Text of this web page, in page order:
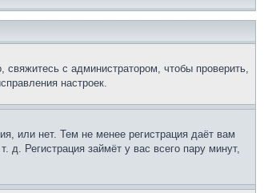
с администратором, чтобы проверить,
настроек.
или нет. Тем не менее регистрация даёт вам
Регистрация займёт у вас всего пару минут,